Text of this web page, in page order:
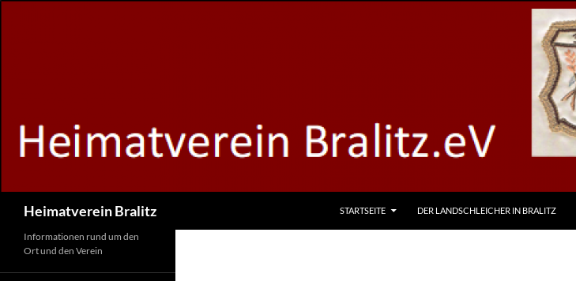
Heimatverein Bralitz STARTSEITE DER LANDSCHLEICHER IN BRALITZ
Informationen rund um den
Ort und den Verein